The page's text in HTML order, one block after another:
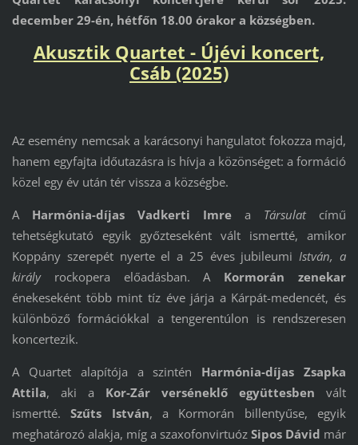
december 29-én, hétfőn 18.00 órakor a községben.
Akusztik Quartet - Újévi koncert,
Csáb (2025)
Az esemény nemcsak a karácsonyi hangulatot fokozza majd,
hanem egyfajta időutazásra is hívja a közönséget: a formáció
közel egy év után tér vissza a községbe.
A Harmónia-díjas Vadkerti Imre a Társulatcímű
tehetségkutató egyik győzteseként vált ismertté, amikor
Koppány szerepét nyerte el a 25 éves jubileumi István, a
királyrockopera előadásban. A Kormorán zenekar
énekeseként több mint tíz éve járja a Kárpát-medencét, és
különböző formációkkal a tengerentúlon is rendszeresen
koncertezik.
A Quartet alapítója a szintén Harmónia-díjas Zsapka
Attila, aki a Kor-Zár verséneklő együttesben vált
ismertté.Szűts István, a Kormorán billentyűse, egyik
meghatározó alakja, míg a szaxofonvirtuózSipos Dávid már